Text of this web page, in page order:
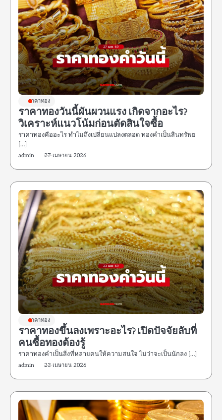
ราคาทอง
ราคาทองวันนี้ผันผวนแรง เกิดจากอะไร?
วิเคราะห์แนวโน้มก่อนตัดสินใจซื้อ
ราคาทองคืออะไร ทำไมถึงเปลี่ยนแปลงตลอด ทองคำเป็นสินทรัพย
[…]
admin 27 เมษายน 2026
ราคาทอง
ราคาทองขึ้นลงเพราะอะไร? เปิดปัจจัยลับที่
คนซื้อทองต้องรู้
ราคาทองคำเป็นสิ่งที่หลายคนให้ความสนใจ ไม่ว่าจะเป็นนักลง […]
admin 23 เมษายน 2026